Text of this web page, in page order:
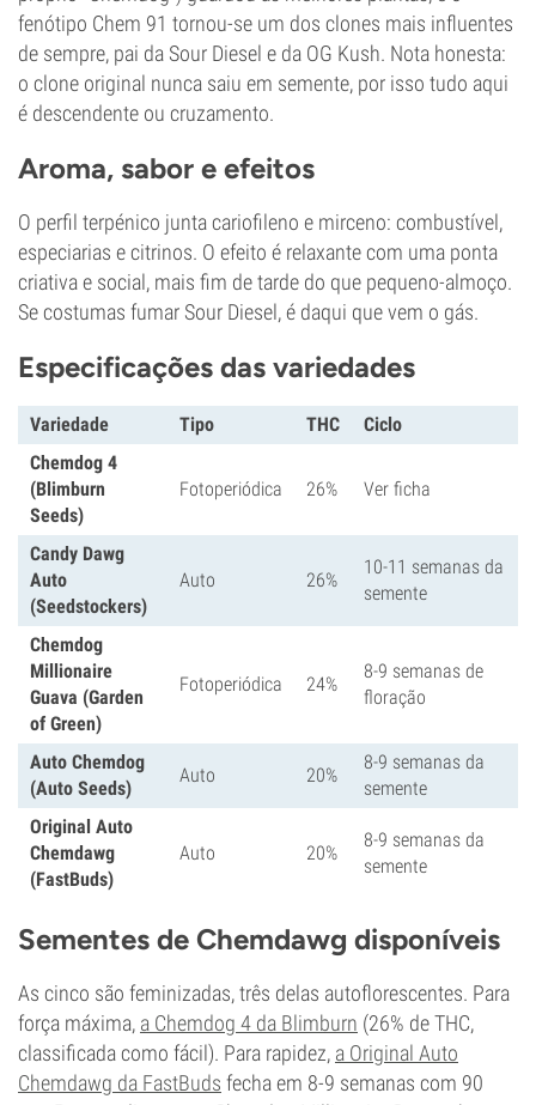
fenótipo Chem 91 tornou-se um dos clones mais influentes
de sempre, pai da Sour Diesel e da OG Kush. Nota honesta:
o clone original nunca saiu em semente, por isso tudo aqui
é descendente ou cruzamento.
Aroma, sabor e efeitos
O perfil terpénico junta cariofileno e mirceno: combustível,
especiarias e citrinos. O efeito é relaxante com uma ponta
criativa e social, mais fim de tarde do que pequeno-almoço.
Se costumas fumar Sour Diesel, é daqui que vem o gás.
Especificações das variedades
Variedade Tipo THC
Ciclo
Chemdog 4
(Blimburn
Seeds)
Fotoperiódica 26% Ver ficha
Candy Dawg
Auto
(Seedstockers)
Auto 26%
10-11 semanas da
semente
Chemdog
Millionaire
Guava (Garden
of Green)
Fotoperiódica 24%
8-9 semanas de
floração
Auto Chemdog
(Auto Seeds)
Auto 20%
8-9 semanas da
semente
Original Auto
Chemdawg
(FastBuds)
Auto 20%
8-9 semanas da
semente
Sementes de Chemdawg disponíveis
As cinco são feminizadas, três delas autoflorescentes. Para
força máxima, a Chemdog 4 da Blimburn (26% de THC,
classificada como fácil). Para rapidez, a Original Auto
Chemdawg da FastBuds fecha em 8-9 semanas com 90